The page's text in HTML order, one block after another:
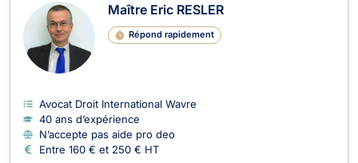
Maître Eric RESLER
Répond rapidement
Avocat Droit International Wavre
40 ans d’expérience
N’accepte pas aide pro deo
Entre 160 € et 250 € HT